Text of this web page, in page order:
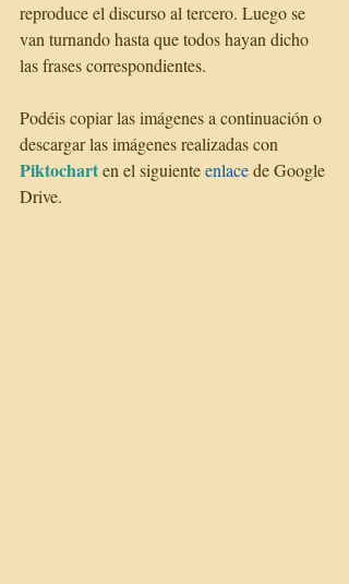
reproduce el discurso al tercero. Luego se
van turnando hasta que todos hayan dicho
las frases correspondientes.
Podéis copiar las imágenes a continuación o
descargar las imágenes realizadas con
Piktochart en el siguiente enlace de Google
Drive.